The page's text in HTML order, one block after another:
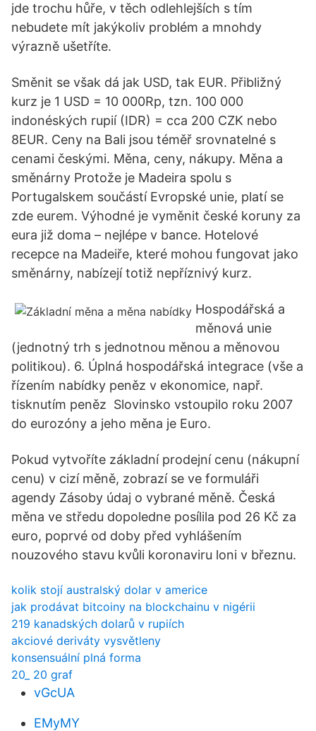
jde trochu hůře, v těch odlehlejších s tím
nebudete mít jakýkoliv problém a mnohdy
výrazně ušetříte.
Směnit se však dá jak USD, tak EUR. Přibližný
kurz je 1 USD = 10 000Rp, tzn. 100 000
indonéských rupií (IDR) = cca 200 CZK nebo
8EUR. Ceny na Bali jsou téměř srovnatelné s
cenami českými. Měna, ceny, nákupy. Měna a
směnárny Protože je Madeira spolu s
Portugalskem součástí Evropské unie, platí se
zde eurem. Výhodné je vyměnit české koruny za
eura již doma – nejlépe v bance. Hotelové
recepce na Madeiře, které mohou fungovat jako
směnárny, nabízejí totiž nepříznivý kurz.
Hospodářská a
měnová unie
(jednotný trh s jednotnou měnou a měnovou
politikou). 6. Úplná hospodářská integrace (vše a
řízením nabídky peněz v ekonomice, např.
tisknutím peněz Slovinsko vstoupilo roku 2007
do eurozóny a jeho měna je Euro.
Pokud vytvoříte základní prodejní cenu (nákupní
cenu) v cizí měně, zobrazí se ve formuláři
agendy Zásoby údaj o vybrané měně. Česká
měna ve středu dopoledne posílila pod 26 Kč za
euro, poprvé od doby před vyhlášením
nouzového stavu kvůli koronaviru loni v březnu.
kolik stojí australský dolar v americe
jak prodávat bitcoiny na blockchainu v nigérii
219 kanadských dolarů v rupiích
akciové deriváty vysvětleny
konsensuální plná forma
20_ 20 graf
vGcUA
EMyMY